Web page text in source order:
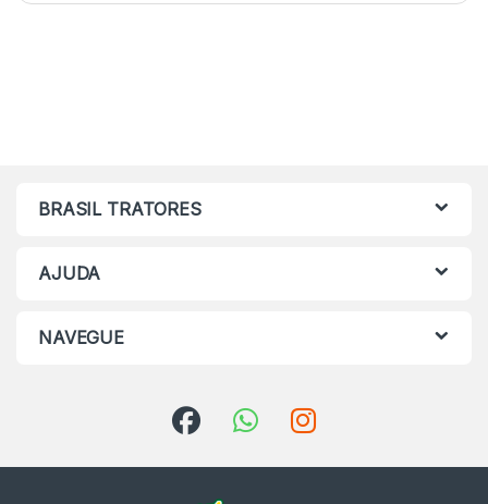
BRASIL TRATORES
AJUDA
NAVEGUE